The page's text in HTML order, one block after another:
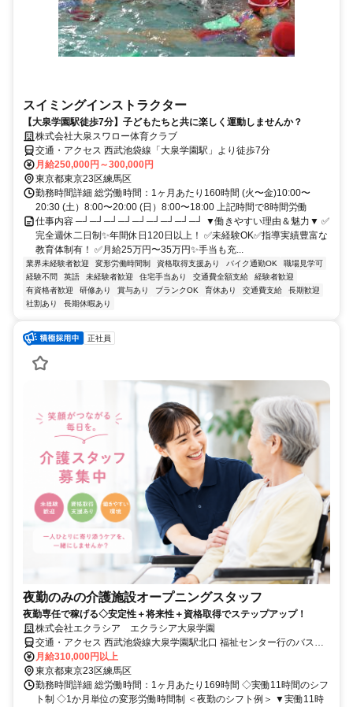
スイミングインストラクター
【大泉学園駅徒歩7分】子どもたちと共に楽しく運動しませんか？
株式会社大泉スワロー体育クラブ
交通・アクセス 西武池袋線「大泉学園駅」より徒歩7分
月給250,000円～300,000円
東京都東京23区練馬区
勤務時間詳細 総労働時間：1ヶ月あたり160時間 (火〜金)10:00〜
20:30 (土）8:00〜20:00 (日）8:00〜18:00 上記時間で8時間労働
仕事内容 ─┘─┘─┘─┘─┘─┘─┘─┘─┘ ▼働きやすい理由＆魅力▼ ✅
完全週休二日制✨年間休日120日以上！ ✅未経験OK✅指導実績豊富な
教育体制有！ ✅月給25万円〜35万円✨手当も充...
業界未経験者歓迎 変形労働時間制 資格取得支援あり バイク通勤OK
職場見学可
経験不問
英語 未経験者歓迎 住宅手当あり 交通費全額支給
経験者歓迎
有資格者歓迎
研修あり 賞与あり ブランクOK 育休あり 交通費支給
長期歓迎
社割あり
長期休暇あり
正社員
夜勤のみの介護施設オープニングスタッフ
夜勤専任で稼げる◇安定性＋将来性＋資格取得でステップアップ！
株式会社エクラシア エクラシア大泉学園
交通・アクセス 西武池袋線大泉学園駅北口 福祉センター行のバスに
乗り8分 福祉センター入口下車し徒歩1分
月給310,000円以上
東京都東京23区練馬区
勤務時間詳細 総労働時間：1ヶ月あたり169時間 ◇実働11時間のシフ
ト制 ◇1か月単位の変形労働時間制 ＜夜勤のシフト例＞ ▼実働11時